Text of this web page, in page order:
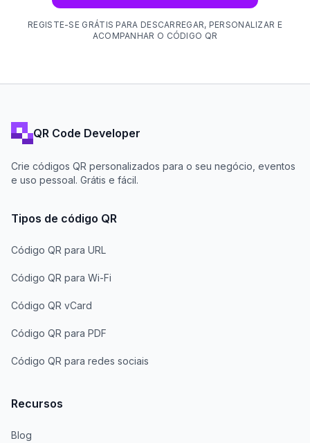
REGISTE-SE GRÁTIS PARA DESCARREGAR, PERSONALIZAR E
ACOMPANHAR O CÓDIGO QR
QR Code Developer
Crie códigos QR personalizados para o seu negócio, eventos
e uso pessoal. Grátis e fácil.
Tipos de código QR
Código QR para URL
Código QR para Wi-Fi
Código QR vCard
Código QR para PDF
Código QR para redes sociais
Recursos
Blog